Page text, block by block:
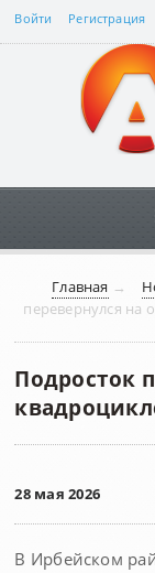
Войти Регистрация
Главная →
перевернулся на
Подросток
28 мая 2026
В Ирбейском